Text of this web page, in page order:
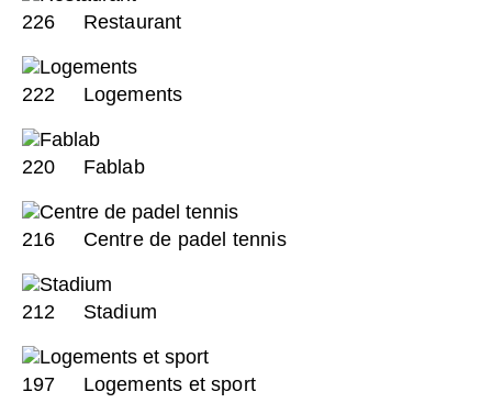
226 Restaurant
222 Logements
220 Fablab
216 Centre de padel tennis
212 Stadium
197 Logements et sport